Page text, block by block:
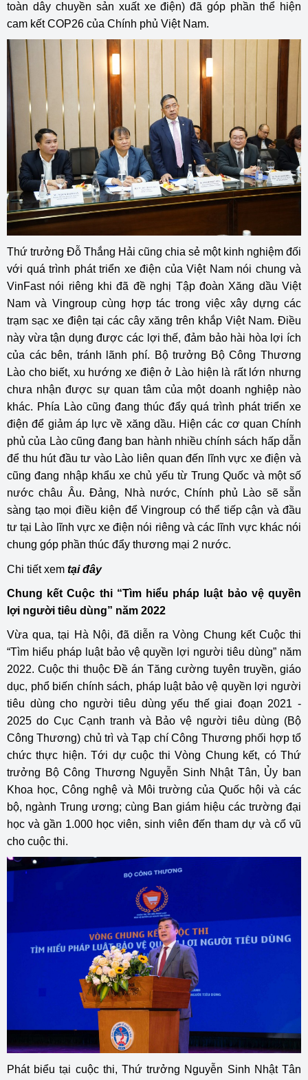
toàn dây chuyền sản xuất xe điện) đã góp phần thể hiện
cam kết COP26 của Chính phủ Việt Nam.
Thứ trưởng Đỗ Thắng Hải cũng chia sẻ một kinh nghiệm đối
với quá trình phát triển xe điện của Việt Nam nói chung và
VinFast nói riêng khi đã đề nghị Tập đoàn Xăng dầu Việt
Nam và Vingroup cùng hợp tác trong việc xây dựng các
trạm sạc xe điện tại các cây xăng trên khắp Việt Nam. Điều
này vừa tận dụng được các lợi thế, đảm bảo hài hòa lợi ích
của các bên, tránh lãnh phí. Bộ trưởng Bộ Công Thương
Lào cho biết, xu hướng xe điện ở Lào hiện là rất lớn nhưng
chưa nhận được sự quan tâm của một doanh nghiệp nào
khác. Phía Lào cũng đang thúc đẩy quá trình phát triển xe
điện để giảm áp lực về xăng dầu. Hiện các cơ quan Chính
phủ của Lào cũng đang ban hành nhiều chính sách hấp dẫn
để thu hút đầu tư vào Lào liên quan đến lĩnh vực xe điện và
cũng đang nhập khẩu xe chủ yếu từ Trung Quốc và một số
nước châu Âu. Đảng, Nhà nước, Chính phủ Lào sẽ sẵn
sàng tạo mọi điều kiện để Vingroup có thể tiếp cận và đầu
tư tại Lào lĩnh vực xe điện nói riêng và các lĩnh vực khác nói
chung góp phần thúc đẩy thương mại 2 nước.
Chi tiết xem tại đây
Chung kết Cuộc thi “Tìm hiểu pháp luật bảo vệ quyền
lợi người tiêu dùng” năm 2022
Vừa qua, tại Hà Nội, đã diễn ra Vòng Chung kết Cuộc thi
“Tìm hiểu pháp luật bảo vệ quyền lợi người tiêu dùng” năm
2022. Cuộc thi thuộc Đề án Tăng cường tuyên truyền, giáo
dục, phổ biến chính sách, pháp luật bảo vệ quyền lợi người
tiêu dùng cho người tiêu dùng yếu thế giai đoạn 2021 -
2025 do Cục Cạnh tranh và Bảo vệ người tiêu dùng (Bộ
Công Thương) chủ trì và Tạp chí Công Thương phối hợp tổ
chức thực hiện. Tới dự cuộc thi Vòng Chung kết, có Thứ
trưởng Bộ Công Thương Nguyễn Sinh Nhật Tân, Ủy ban
Khoa học, Công nghệ và Môi trường của Quốc hội và các
bộ, ngành Trung ương; cùng Ban giám hiệu các trường đại
học và gần 1.000 học viên, sinh viên đến tham dự và cổ vũ
cho cuộc thi.
Phát biểu tại cuộc thi, Thứ trưởng Nguyễn Sinh Nhật Tân